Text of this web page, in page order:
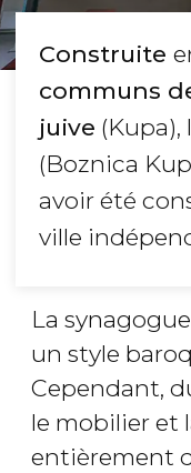
Construite
communs
juive (Kupa),
(Boznica
avoir été
ville
La
un style
Cependant,
le mobilier et
entièrement